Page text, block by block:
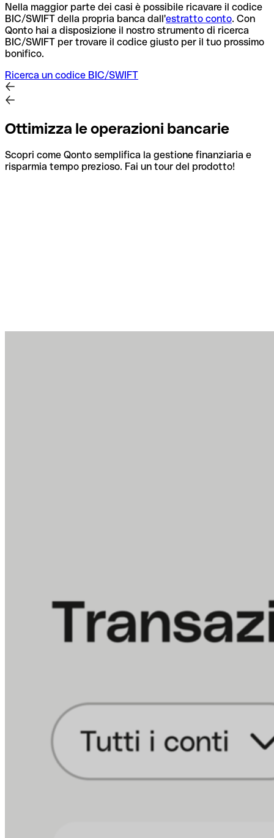
Nella maggior parte dei casi è possibile ricavare il codice
BIC/SWIFT della propria banca dall'estratto conto. Con
Qonto hai a disposizione il nostro strumento di ricerca
BIC/SWIFT per trovare il codice giusto per il tuo prossimo
bonifico.
Ricerca un codice BIC/SWIFT
Ottimizza le operazioni bancarie
Scopri come Qonto semplifica la gestione finanziaria e
risparmia tempo prezioso. Fai un tour del prodotto!